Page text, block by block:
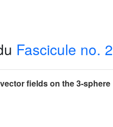
Fascicule no. 2
fields on the 3-sphere